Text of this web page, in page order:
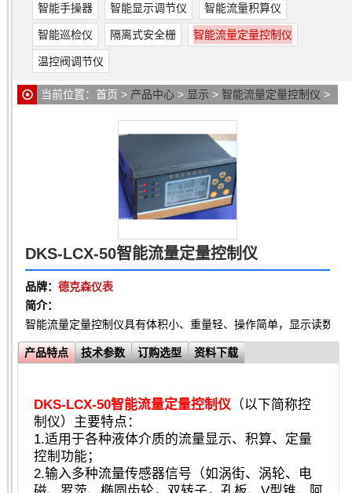
智能手操器 智能显示调节仪 智能流量积算仪
智能巡检仪 隔离式安全栅 智能流量定量控制仪
温控阀调节仪
当前位置： 首页 > 产品中心 > 显示 > 智能流量定量控制仪 >
DKS-LCX-50智能流量定量控制仪
品牌： 德克森仪表
简介：
智能流量定量控制仪具有体积小、重量轻、操作简单，显示读数
产品特点 技术参数 订购选型 资料下载
DKS-LCX-50智能流量定量控制仪 （以下简称控
制仪）主要特点：
1.适用于各种液体介质的流量显示、积算、定量
控制功能；
2.输入多种流量传感器信号（如涡街、涡轮、电